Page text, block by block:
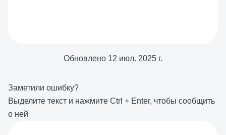
Обновлено 12 июл. 2025 г.
Заметили ошибку?
Выделите текст и нажмите Ctrl + Enter, чтобы сообщить
о ней